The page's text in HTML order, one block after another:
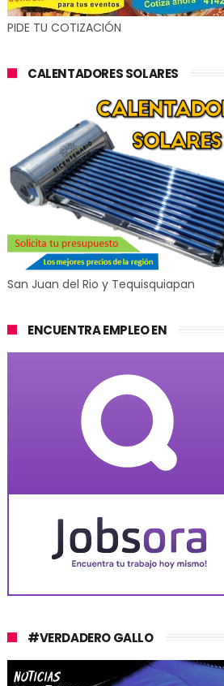
PIDE TU COTIZACIÓN
CALENTADORES SOLARES
San Juan del Rio y Tequisquiapan
ENCUENTRA EMPLEO EN
#VERDADERO GALLO